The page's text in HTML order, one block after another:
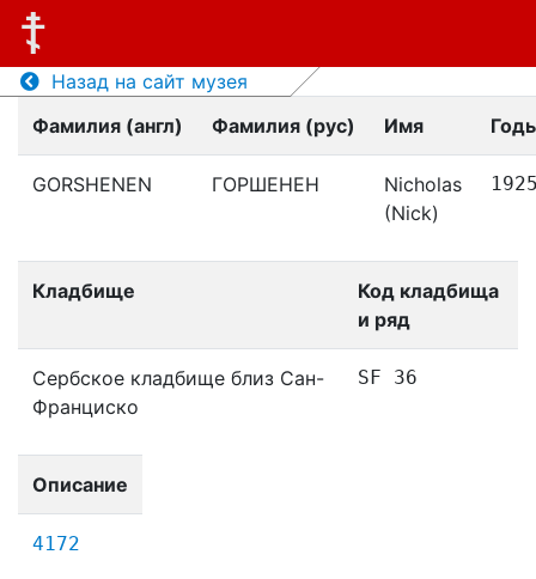
Назад на сайт музея
Фамилия (англ)
Фамилия (рус) Имя
GORSHENEN ГОРШЕНЕН
Nicholas
(Nick)
Кладбище
Код кладбища
и ряд
Сербское кладбище близ Сан-
Франциско
SF 36
Описание
4172